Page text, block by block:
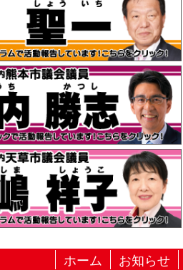
ホーム お知らせ